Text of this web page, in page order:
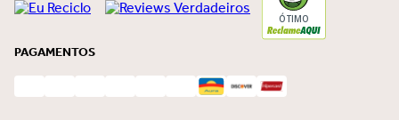
ÓTIMO
PAGAMENTOS